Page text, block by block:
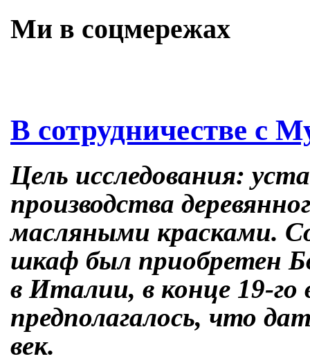
Ми в соцмережах
Skip
content
В сотрудничестве с
Цель исследования:
производства
масляными красками.
шкаф был приобретен
в Италии, в конце 19-го
предполагалось, что
век.